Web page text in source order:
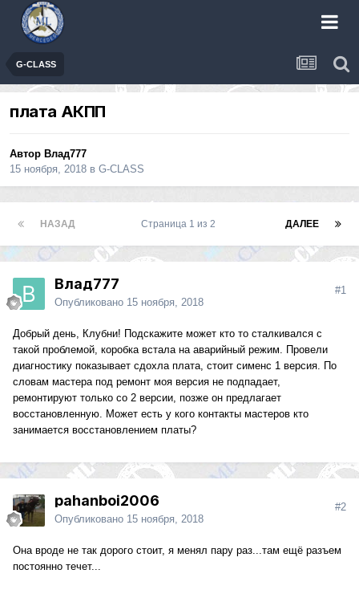
G-CLASS
плата АКПП
Автор Влад777
15 ноября, 2018 в G-CLASS
НАЗАД ДАЛЕЕ
Страница 1 из 2
Влад777
Опубликовано 15 ноября, 2018
#1
Добрый день, Клубни! Подскажите может кто то сталкивался с
такой проблемой, коробка встала на аварийный режим. Провели
диагностику показывает сдохла плата, стоит сименс 1 версия. По
словам мастера под ремонт моя версия не подпадает,
ремонтируют только со 2 версии, позже он предлагает
восстановленную. Может есть у кого контакты мастеров кто
занимается восстановлением платы?
pahanboi2006
Опубликовано 15 ноября, 2018
#2
Она вроде не так дорого стоит, я менял пару раз...там ещё разъем
постоянно течет...